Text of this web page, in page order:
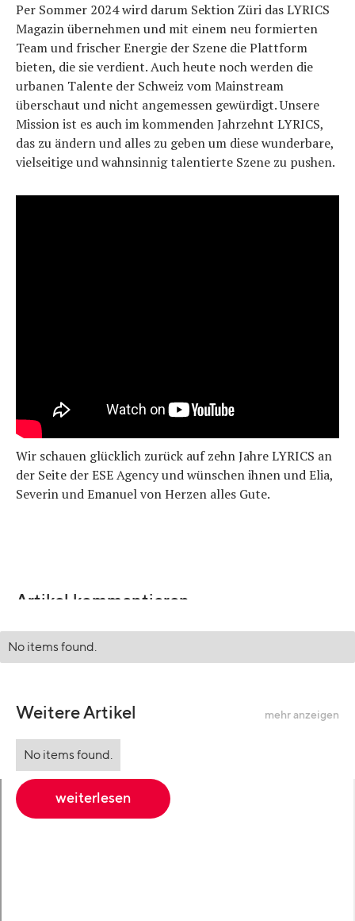
Per Sommer 2024 wird darum Sektion Züri das LYRICS
Magazin übernehmen und mit einem neu formierten
Team und frischer Energie der Szene die Plattform
bieten, die sie verdient. Auch heute noch werden die
urbanen Talente der Schweiz vom Mainstream
überschaut und nicht angemessen gewürdigt. Unsere
Mission ist es auch im kommenden Jahrzehnt LYRICS,
das zu ändern und alles zu geben um diese wunderbare,
vielseitige und wahnsinnig talentierte Szene zu pushen.
Wir schauen glücklich zurück auf zehn Jahre LYRICS an
der Seite der ESE Agency und wünschen ihnen und Elia,
Severin und Emanuel von Herzen alles Gute.
Artikel kommentieren
No items found.
Weitere Artikel mehr anzeigen
No items found.
weiterlesen